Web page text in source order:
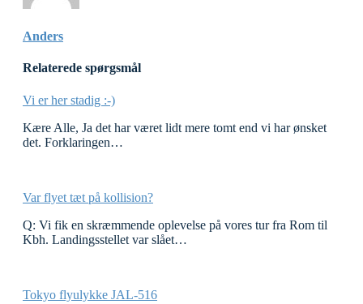
Anders
Relaterede spørgsmål
Vi er her stadig :-)
Kære Alle, Ja det har været lidt mere tomt end vi har ønsket
det. Forklaringen…
Var flyet tæt på kollision?
Q: Vi fik en skræmmende oplevelse på vores tur fra Rom til
Kbh. Landingsstellet var slået…
Tokyo flyulykke JAL-516